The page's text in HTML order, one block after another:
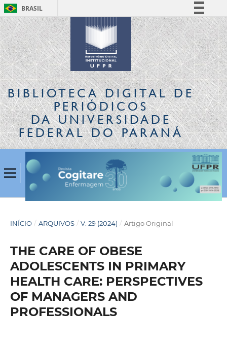
BRASIL
Simplifique!
Comunica BR
Participe
Acesso à informação
Legislação
Canais
BIBLIOTECA DIGITALDE
PERIÓDICOS
DA UNIVERSIDADE
FEDERAL DO PARANÁ
INÍCIO / ARQUIVOS / V. 29 (2024) / Artigo Original
THE CARE OF OBESE
ADOLESCENTS IN PRIMARY
HEALTH CARE: PERSPECTIVES
OF MANAGERS AND
PROFESSIONALS